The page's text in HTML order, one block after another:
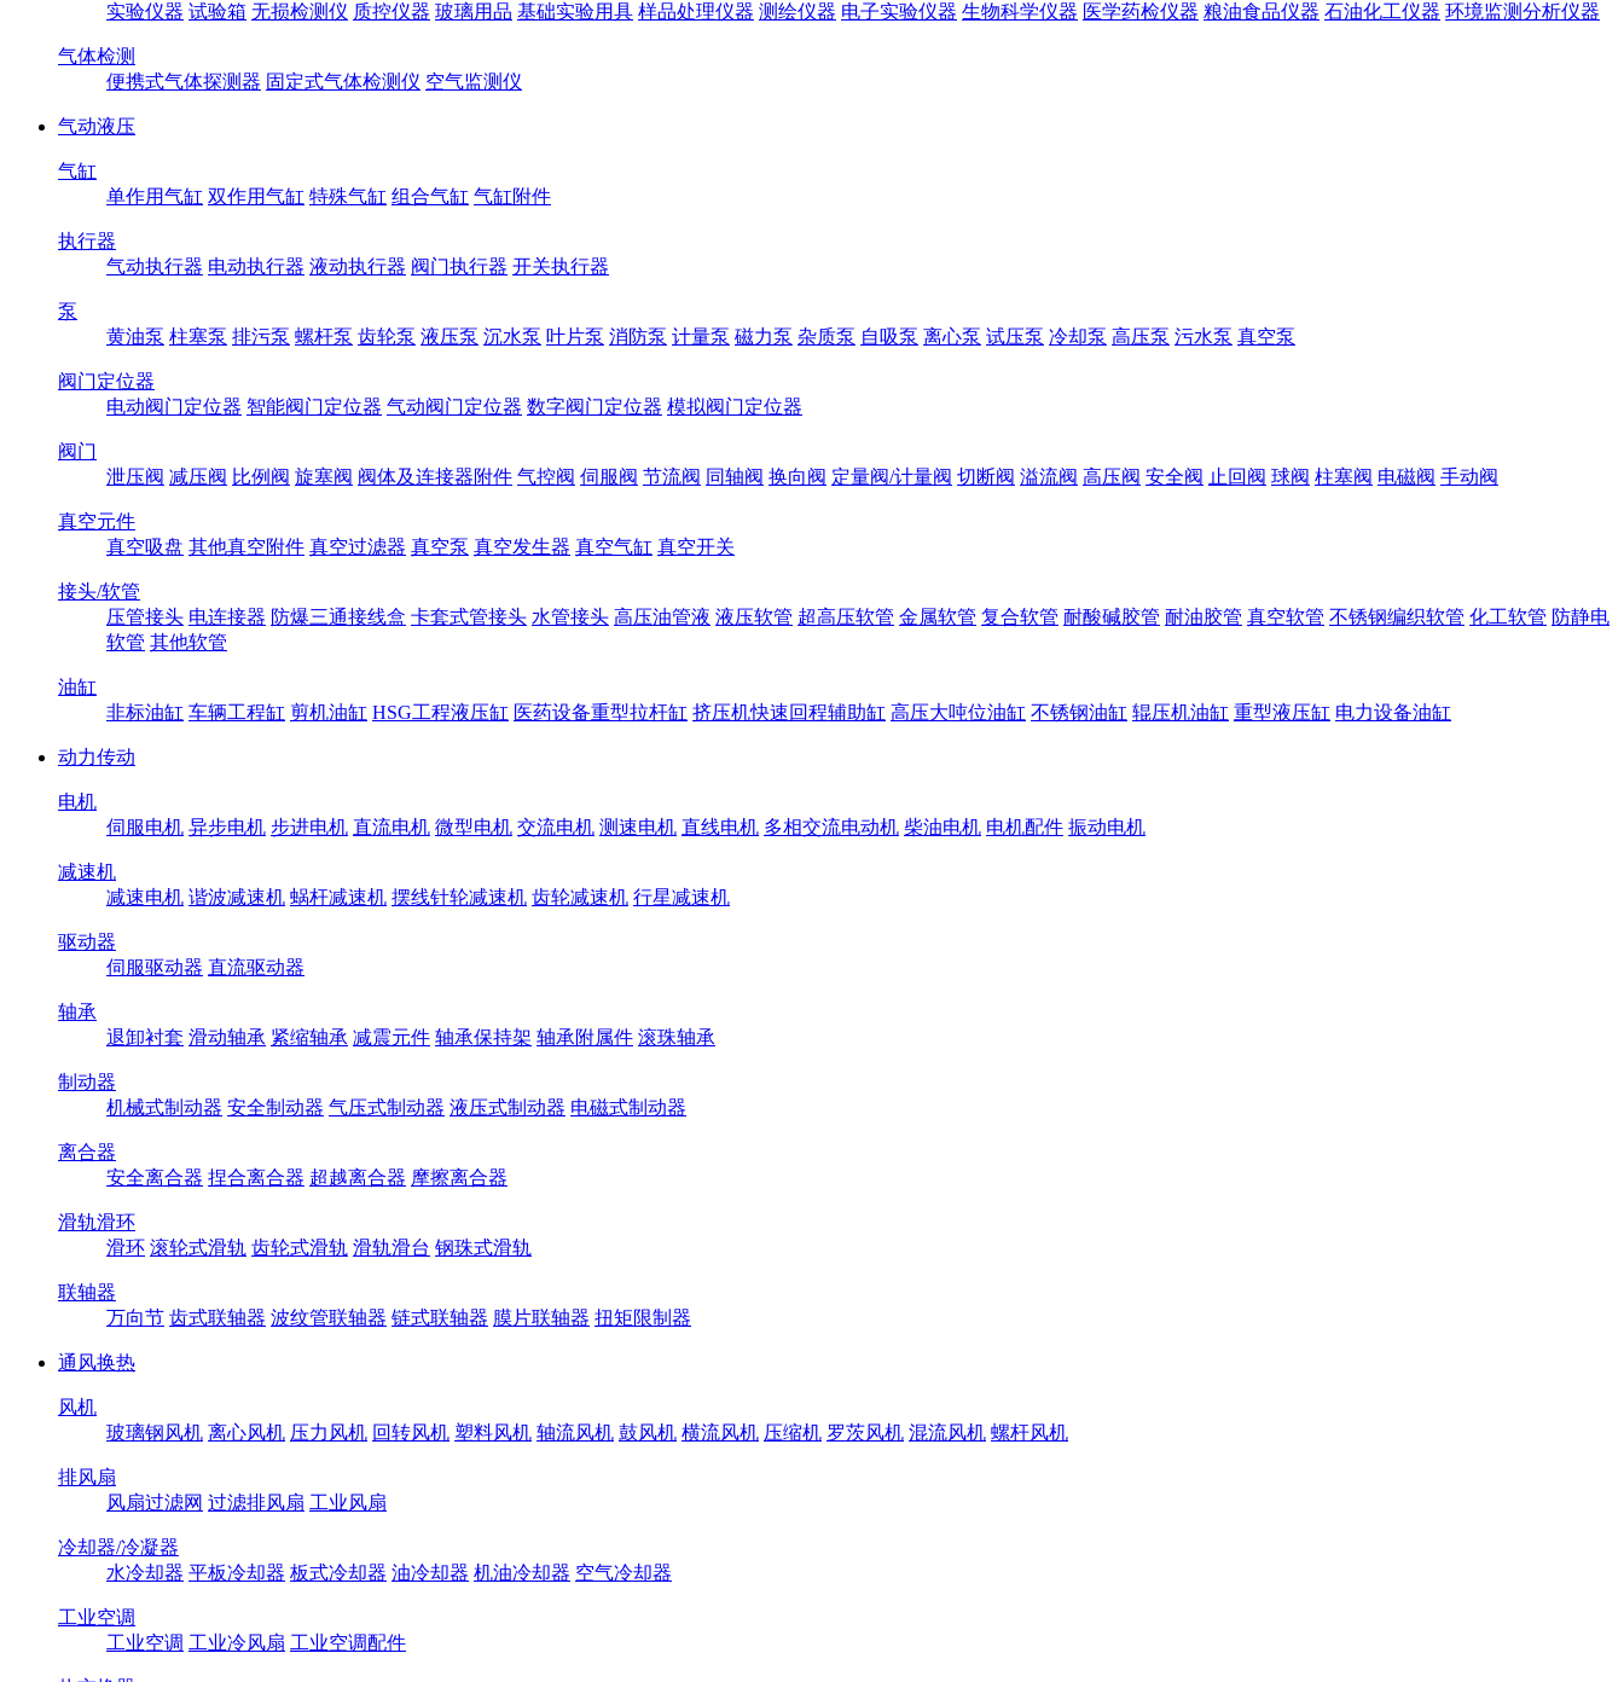
实验仪器 试验箱 无损检测仪 质控仪器 玻璃用品 基础实验用具 样品处理仪器 测绘仪器 电子实验仪器 生物科学仪器 医学药检仪器 粮油食品仪器 石油化工仪器 环境监测分析仪器
气体检测
便携式气体探测器 固定式气体检测仪 空气监测仪
气动液压
气缸
单作用气缸 双作用气缸 特殊气缸 组合气缸 气缸附件
执行器
气动执行器 电动执行器 液动执行器 阀门执行器 开关执行器
泵
黄油泵 柱塞泵 排污泵 螺杆泵 齿轮泵 液压泵 沉水泵 叶片泵 消防泵 计量泵 磁力泵 杂质泵 自吸泵 离心泵 试压泵 冷却泵 高压泵 污水泵 真空泵
阀门定位器
电动阀门定位器 智能阀门定位器 气动阀门定位器 数字阀门定位器 模拟阀门定位器
阀门
泄压阀 减压阀 比例阀 旋塞阀 阀体及连接器附件 气控阀 伺服阀 节流阀 同轴阀 换向阀 定量阀/计量阀 切断阀 溢流阀 高压阀 安全阀 止回阀 球阀 柱塞阀 电磁阀 手动阀
真空元件
真空吸盘 其他真空附件 真空过滤器 真空泵 真空发生器 真空气缸 真空开关
接头/软管
压管接头 电连接器 防爆三通接线盒 卡套式管接头 水管接头 高压油管液 液压软管 超高压软管 金属软管 复合软管 耐酸碱胶管 耐油胶管 真空软管 不锈钢编织软管 化工软管 防静电
软管 其他软管
油缸
非标油缸 车辆工程缸 剪机油缸 HSG工程液压缸 医药设备重型拉杆缸 挤压机快速回程辅助缸 高压大吨位油缸 不锈钢油缸 辊压机油缸 重型液压缸 电力设备油缸
动力传动
电机
伺服电机 异步电机 步进电机 直流电机 微型电机 交流电机 测速电机 直线电机 多相交流电动机 柴油电机 电机配件 振动电机
减速机
减速电机 谐波减速机 蜗杆减速机 摆线针轮减速机 齿轮减速机 行星减速机
驱动器
伺服驱动器 直流驱动器
轴承
退卸衬套 滑动轴承 紧缩轴承 减震元件 轴承保持架 轴承附属件 滚珠轴承
制动器
机械式制动器 安全制动器 气压式制动器 液压式制动器 电磁式制动器
离合器
安全离合器 捏合离合器 超越离合器 摩擦离合器
滑轨滑环
滑环 滚轮式滑轨 齿轮式滑轨 滑轨滑台 钢珠式滑轨
联轴器
万向节 齿式联轴器 波纹管联轴器 链式联轴器 膜片联轴器 扭矩限制器
通风换热
风机
玻璃钢风机 离心风机 压力风机 回转风机 塑料风机 轴流风机 鼓风机 横流风机 压缩机 罗茨风机 混流风机 螺杆风机
排风扇
风扇过滤网 过滤排风扇 工业风扇
冷却器/冷凝器
水冷却器 平板冷却器 板式冷却器 油冷却器 机油冷却器 空气冷却器
工业空调
工业空调 工业冷风扇 工业空调配件